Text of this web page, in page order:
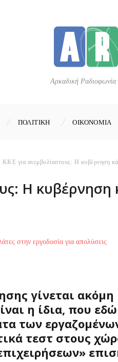
Αρκαδική Ραδιοφωνία
ΠΟΛΙΤΙΚΗ ΟΙΚΟΝΟΜΙΑ
ΚΚΕ για ανεμβολίαστους: Η κυβέρνηση
Η κυβέρνηση
γίνεται
η ίδια, που
των
τεστ στους